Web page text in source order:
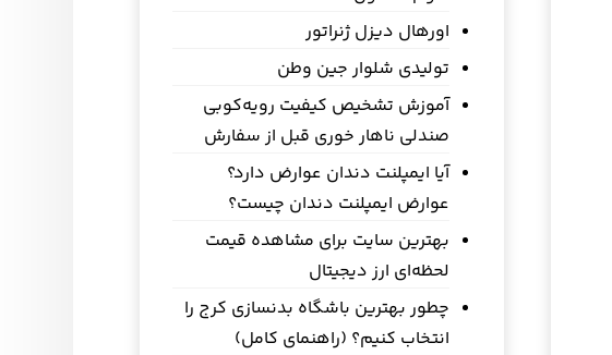
اورهال دیزل ژنراتور
تولیدی شلوار جین وطن
آموزش تشخیص کیفیت رویه‌کوبی
صندلی ناهار خوری قبل از سفارش
آیا ایمپلنت دندان عوارض دارد؟
عوارض ایمپلنت دندان چیست؟
بهترین سایت برای مشاهده قیمت
لحظه‌ای ارز دیجیتال
چطور بهترین باشگاه بدنسازی کرج را
انتخاب کنیم؟ (راهنمای کامل)